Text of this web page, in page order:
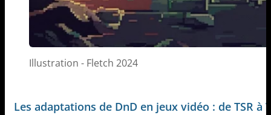
Illustration - Fletch 2024
Les adaptations de DnD en jeux vidéo : de TSR à